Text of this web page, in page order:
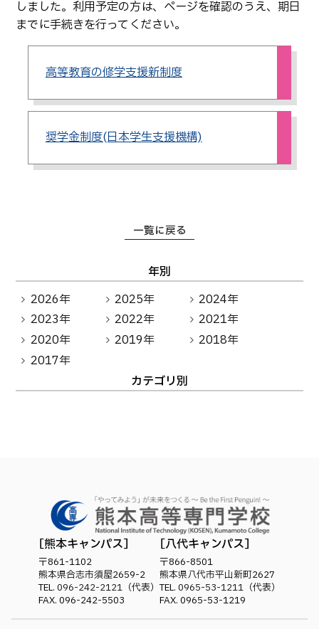
しました。利用予定の方は、ページを確認のうえ、期日
までに手続きを行ってください。
高等教育の修学支援新制度
奨学金制度(日本学生支援機構)
一覧に戻る
年別
2026年
2025年
2024年
2023年
2022年
2021年
2020年
2019年
2018年
2017年
カテゴリ別
熊本キャンパス
〒861-1102
熊本県合志市須屋2659-2
TEL. 096-242-2121 （代表）
FAX. 096-242-5503
八代キャンパス
〒866-8501
熊本県八代市平山新町2627
TEL. 0965-53-1211 （代表）
FAX. 0965-53-1219
基幹教育科
電子情報システム工学専攻
生産システム工学専攻
オープンキャンパス等
進学の手引き
入学料および授業料
熊本高専が運用するWebサイト・SNS・動画チャネ
ル等
学校概要
交通アクセス
教員紹介
学生生活
パンフレット・紹介動画
産学官連携・地域連携
国際交流
受賞等
活動報告
ご寄付・ネーミングライ
ツ等
キャリア関係
情報セキュリティ
その他
在校生・保護者の方へ
卒業生の方へ
教職員向け